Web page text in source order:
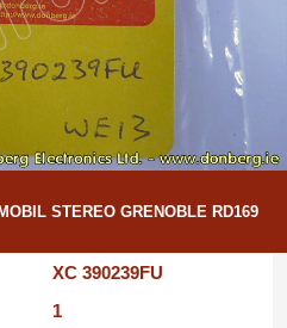
STEREO GRENOBLE RD169
XC 390239FU
1